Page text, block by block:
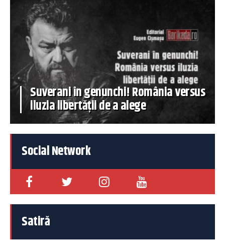
Suverani în genunchi! România versus
iluzia libertății de a alege
Social Network
Satiră